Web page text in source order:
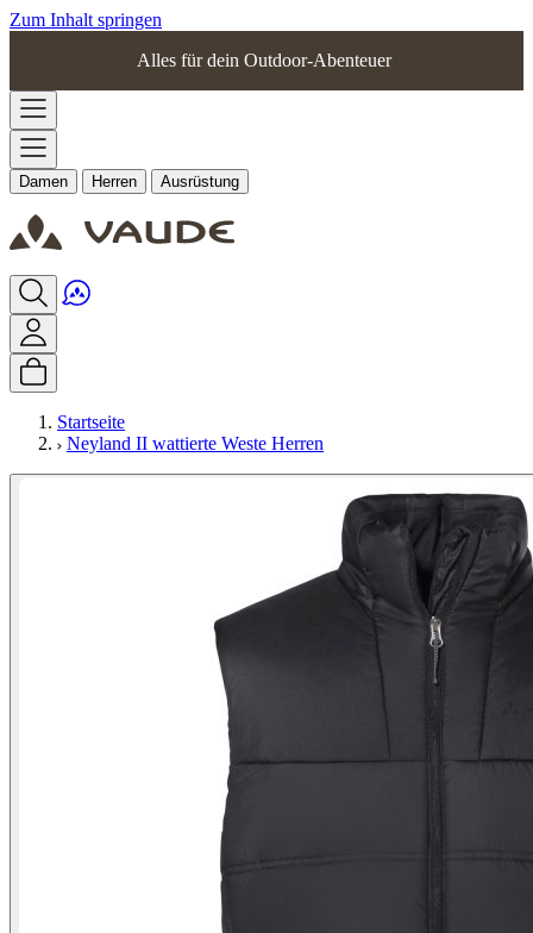
Zum Inhalt springen
Alles für dein Outdoor-Abenteuer
Damen Herren Ausrüstung
Startseite
Neyland II wattierte Weste Herren